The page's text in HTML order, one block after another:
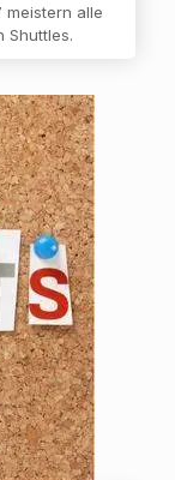
meistern alle
Shuttles.